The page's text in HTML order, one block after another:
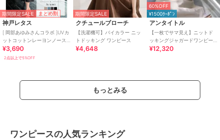
期間限定SALE まとめ割
神戸レタス
[ 岡部あゆみさんコラボ ]UVカ
ットコットンレーヨンノース
リーブニットワンピース
[E3232]
¥3,690
2点以上で5%OFF
期間限定SALE
クチュールブローチ
【洗濯機可】バイカラー ニッ
トドッキング ワンピース
¥4,648
60%OFF
¥1500ｸｰﾎﾟﾝ
アンタイトル
【一枚でサマ見え】ニットド
ッキングジャガードワンピー
ス
¥12,320
もっとみる
ワンピースの人気ランキング